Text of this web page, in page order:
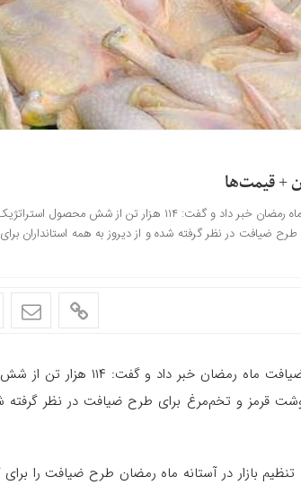
مدیرکل دفتر تنظیم بازار وزارت کشاورزی از آغاز طرح ضیافت ماه رمضان خبر داد و
ضیافت در نظر گرفته شده و از دیروز به همه استانداران
مدیرکل دفتر تنظیم بازار وزارت کشاورزی از
قرمز و تخم‌مرغ برای طرح ضیافت در نظر گرفته
بازار در آستانه ماه رمضان طرح ضیافت را